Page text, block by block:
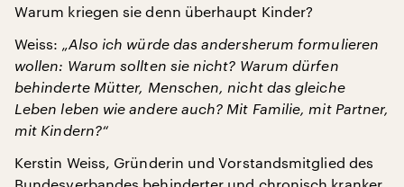
Warum kriegen sie denn überhaupt Kinder?
Weiss: „Also ich würde das andersherum formulieren
wollen: Warum sollten sie nicht? Warum dürfen
behinderte Mütter, Menschen, nicht das gleiche
Leben leben wie andere auch? Mit Familie, mit Partner,
mit Kindern?“
Kerstin Weiss, Gründerin und Vorstandsmitglied des